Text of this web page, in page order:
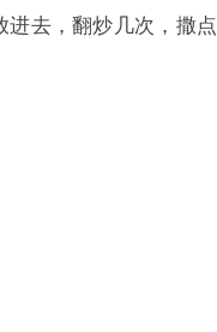
去，翻炒几次，撒点